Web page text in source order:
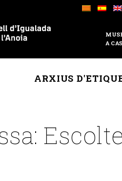
A
ARXIUS